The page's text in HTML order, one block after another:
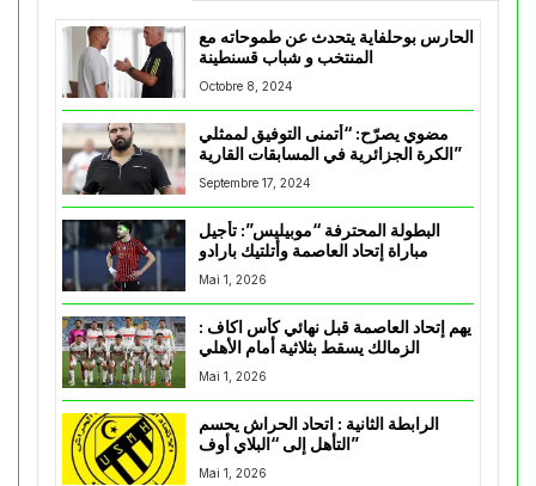
الحارس بوحلفاية يتحدث عن طموحاته مع
المنتخب و شباب قسنطينة
Octobre 8, 2024
مضوي يصرّح: “أتمنى التوفيق لممثلي
الكرة الجزائرية في المسابقات القارية”
Septembre 17, 2024
البطولة المحترفة “موبيليس”: تأجيل
مباراة إتحاد العاصمة وأتلتيك بارادو
Mai 1, 2026
يهم إتحاد العاصمة قبل نهائي كأس اكاف :
Mai 1, 2026
الرابطة الثانية : اتحاد الحراش يحسم
التأهل إلى “البلاي أوف”
Mai 1, 2026